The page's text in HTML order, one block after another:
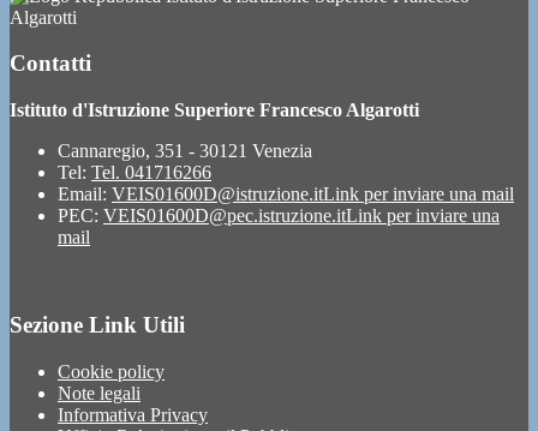
Algarotti
Contatti
Istituto d'Istruzione Superiore Francesco Algarotti
Cannaregio, 351 - 30121 Venezia
Tel: Tel. 041716266
Email: VEIS01600D@istruzione.itLink per inviare una mail
PEC: VEIS01600D@pec.istruzione.itLink per inviare una
mail
Sezione Link Utili
Cookie policy
Note legali
Informativa Privacy